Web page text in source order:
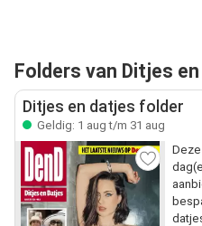
Folders van Ditjes
Ditjes en datjes folder
Geldig: 1 aug t/m 31 aug
Deze